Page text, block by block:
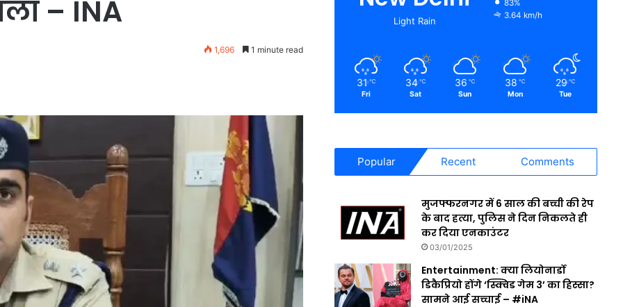
– INA
1,696 1 minute read
Light Rain
83%
3.64 km/h
31 ℃
Fri
34 ℃
Sat
36 ℃
Sun
38 ℃
Mon
29 ℃
Tue
Popular Recent Comments
मुजफ्फरनगर में 6 साल की बच्ची की रेप
के बाद हत्या, पुलिस ने दिन निकलते ही
कर दिया एनकाउंटर
03/01/2025
Entertainment: क्या लियोनार्डो
डिकैप्रियो होंगे ‘स्क्विड गेम 3’ का हिस्सा?
सामने आई सच्चाई – #iNA